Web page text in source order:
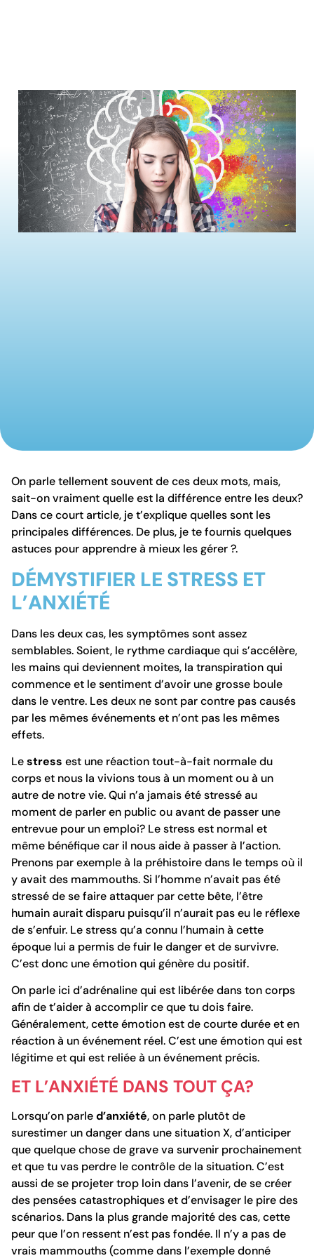
On parle tellement souvent de ces deux mots, mais,
sait-on vraiment quelle est la différence entre les deux?
Dans ce court article, je t’explique quelles sont les
principales différences. De plus, je te fournis quelques
astuces pour apprendre à mieux les gérer ?.
DÉMYSTIFIER LE STRESS ET
L’ANXIÉTÉ
Dans les deux cas, les symptômes sont assez
semblables. Soient, le rythme cardiaque qui s’accélère,
les mains qui deviennent moites, la transpiration qui
commence et le sentiment d’avoir une grosse boule
dans le ventre. Les deux ne sont par contre pas causés
par les mêmes événements et n’ont pas les mêmes
effets.
Lestress est une réaction tout-à-fait normale du
corps et nous la vivions tous à un moment ou à un
autre de notre vie. Qui n’a jamais été stressé au
moment de parler en public ou avant de passer une
entrevue pour un emploi? Le stress est normal et
même bénéfiquecar il nous aide à passer à l’action.
Prenons par exemple à la préhistoire dans le temps où il
y avait des mammouths. Si l’homme n’avait pas été
stressé de se faire attaquer par cette bête, l’être
humain aurait disparu puisqu’il n’aurait pas eu le réflexe
de s’enfuir. Le stress qu’a connu l’humain à cette
époque lui a permis de fuir le danger et de survivre.
C’est donc une émotion qui génère du positif.
On parle ici d’adrénaline qui est libérée dans ton corps
afin de t’aider à accomplir ce que tu dois faire.
Généralement, cette émotion est de courte durée et en
réaction à un événement réel. C’est une émotion qui est
légitimeet qui est reliée à un événement précis.
ET L’ANXIÉTÉ DANS TOUT ÇA?
Lorsqu’on parled’anxiété, on parle plutôt de
surestimer un dangerdans une situation X, d’anticiper
que quelque chose de grave va survenir prochainement
et que tu vas perdre le contrôle de la situation. C’est
aussi de se projeter trop loindans l’avenir, de se créer
des pensées catastrophiques et d’envisager le pire des
scénarios. Dans la plus grande majorité des cas, cette
peur que l’on ressent n’est pas fondée. Il n’y a pas de
vrais mammouths (comme dans l’exemple donné